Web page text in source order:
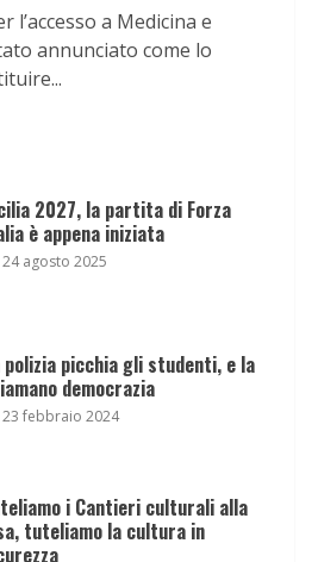
l’accesso a Medicina e
annunciato come lo
2027, la partita di Forza
è appena iniziata
24 agosto 2025
polizia picchia gli studenti, e la
democrazia
23 febbraio 2024
i Cantieri culturali alla
tuteliamo la cultura in